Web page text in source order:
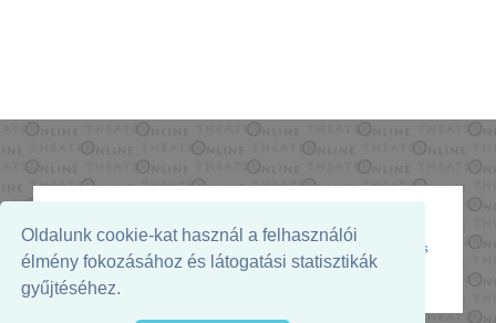
Oldalunk cookie-kat használ a felhasználói
élmény fokozásához és látogatási statisztikák
gyűjtéséhez.
Az oldal megjelenését támogatja: